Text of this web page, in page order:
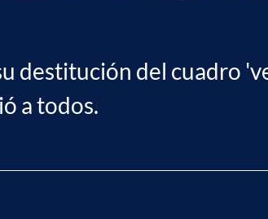
destitución del cuadro
a todos.